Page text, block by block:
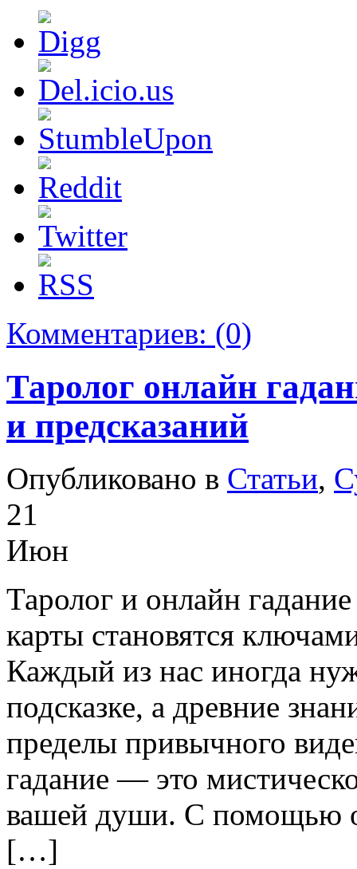
Комментариев: (0)
Таролог онлайн
и предсказаний
Опубликовано в Статьи,
21
Июн
Таролог и онлайн
карты становятся
Каждый из нас иногда
подсказке, а древние
пределы привычного
гадание — это
вашей души. С помощью
[…]